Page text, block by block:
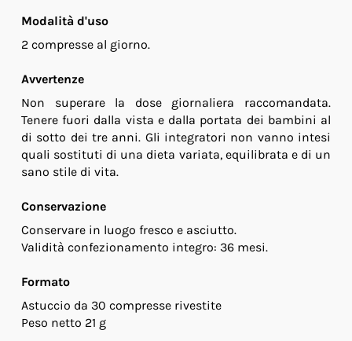
Modalità d'uso
2 compresse al giorno.
Avvertenze
Non superare la dose giornaliera raccomandata.
Tenere fuori dalla vista e dalla portata dei bambini al
di sotto dei tre anni. Gli integratori non vanno intesi
quali sostituti di una dieta variata, equilibrata e di un
sano stile di vita.
Conservazione
Conservare in luogo fresco e asciutto.
Validità confezionamento integro: 36 mesi.
Formato
Astuccio da 30 compresse rivestite
Peso netto 21 g